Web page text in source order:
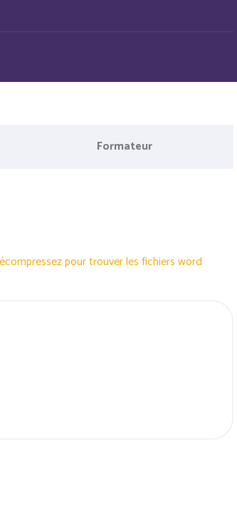
Formateur
pour trouver les fichiers word